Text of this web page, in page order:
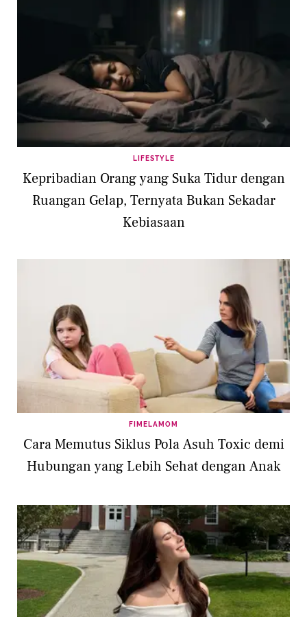
LIFESTYLE
Kepribadian Orang yang Suka Tidur dengan
Ruangan Gelap, Ternyata Bukan Sekadar
Kebiasaan
FIMELAMOM
Cara Memutus Siklus Pola Asuh Toxic demi
Hubungan yang Lebih Sehat dengan Anak